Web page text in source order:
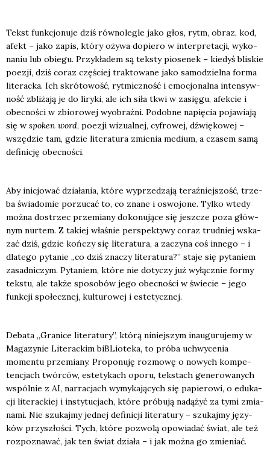
Tekst funk­cjo­nu­je dziś rów­no­le­gle jako głos, rytm, obraz, kod,
afekt – jako zapis, któ­ry oży­wa dopie­ro w inter­pre­ta­cji, wyko­
na­niu lub obie­gu. Przy­kła­dem są tek­sty pio­se­nek – kie­dyś bli­skie
poezji, dziś coraz czę­ściej trak­to­wa­ne jako samo­dziel­na for­ma
lite­rac­ka. Ich skró­to­wość, ryt­micz­ność i emo­cjo­nal­na inten­syw­
ność zbli­ża­ją je do liry­ki, ale ich siła tkwi w zasię­gu, afek­cie i
obec­no­ści w zbio­ro­wej wyobraź­ni. Podob­ne napię­cia poja­wia­ją
się w spo­ken word, poezji wizu­al­nej, cyfro­wej, dźwię­ko­wej –
wszę­dzie tam, gdzie lite­ra­tu­ra zmie­nia medium, a cza­sem samą
defi­ni­cję obec­no­ści.
Aby ini­cjo­wać dzia­ła­nia, któ­re wyprze­dza­ją teraź­niej­szość, trze­
ba świa­do­mie porzu­cać to, co zna­ne i oswo­jo­ne. Tyl­ko wte­dy
moż­na dostrzec prze­mia­ny doko­nu­ją­ce się jesz­cze poza głów­
nym nur­tem. Z takiej wła­śnie per­spek­ty­wy coraz trud­niej wska­
zać dziś, gdzie koń­czy się lite­ra­tu­ra, a zaczy­na coś inne­go – i
dla­te­go pyta­nie „co dziś zna­czy lite­ra­tu­ra?” sta­je się pyta­niem
zasad­ni­czym. Pyta­niem, któ­re nie doty­czy już wyłącz­nie for­my
tek­stu, ale tak­że spo­so­bów jego obec­no­ści w świe­cie – jego
funk­cji spo­łecz­nej, kul­tu­ro­wej i este­tycz­nej.
Deba­ta „Gra­ni­ce lite­ra­tu­ry”, któ­rą niniej­szym inau­gu­ru­je­my w
Maga­zy­nie Lite­rac­kim biBLio­te­ka, to pró­ba uchwy­ce­nia
momen­tu prze­mia­ny. Pro­po­nu­ję roz­mo­wę o nowych kom­pe­
ten­cjach twór­ców, este­ty­kach opo­ru, tek­stach gene­ro­wa­nych
wspól­nie z AI, nar­ra­cjach wymy­ka­ją­cych się papie­ro­wi, o edu­ka­
cji lite­rac­kiej i insty­tu­cjach, któ­re pró­bu­ją nadą­żyć za tymi zmia­
na­mi. Nie szu­kaj­my jed­nej defi­ni­cji lite­ra­tu­ry – szu­kaj­my języ­
ków przy­szło­ści. Tych, któ­re pozwo­lą opo­wia­dać świat, ale też
roz­po­zna­wać, jak ten świat dzia­ła – i jak moż­na go zmie­niać.